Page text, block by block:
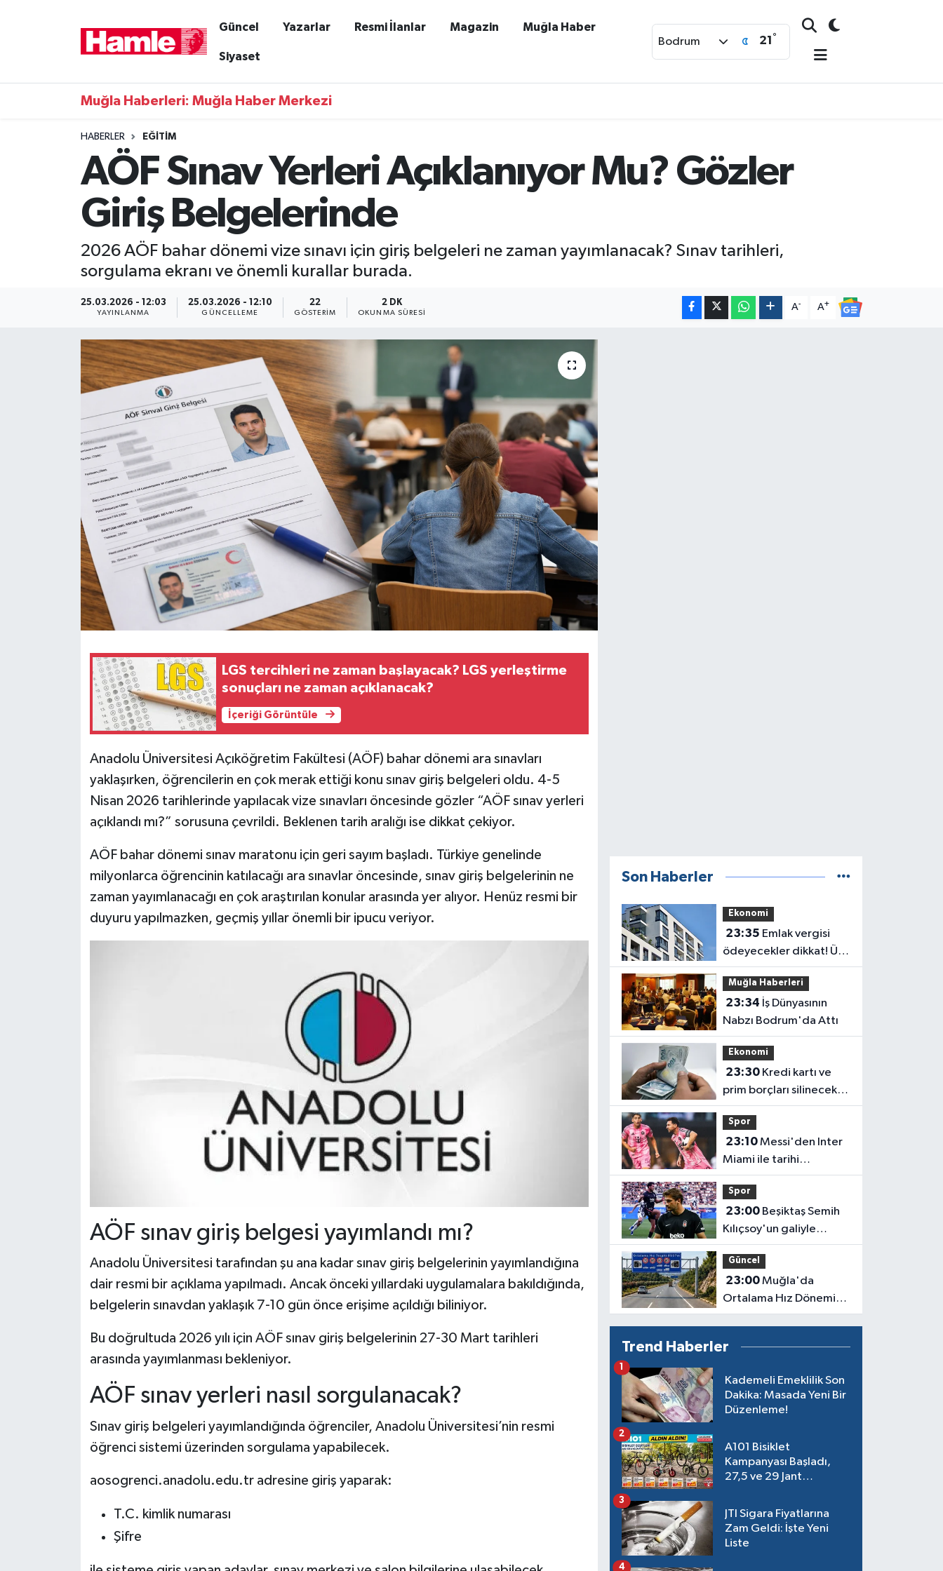
Güncel Yazarlar Resmi İlanlar Magazin Muğla Haber
Siyaset
Bodrum 21 °
Muğla Haberleri: Muğla Haber Merkezi
HABERLER EĞITIM
AÖF Sınav Yerleri Açıklanıyor Mu? Gözler
Giriş Belgelerinde
2026 AÖF bahar dönemi vize sınavı için giriş belgeleri ne zaman yayımlanacak? Sınav tarihleri,
sorgulama ekranı ve önemli kurallar burada.
25.03.2026 - 12:03
YAYINLANMA
25.03.2026 - 12:10
GÜNCELLEME
22
GÖSTERIM
2 DK
OKUNMA SÜRESI
A- A+
LGS tercihleri ne zaman başlayacak? LGS yerleştirme
sonuçları ne zaman açıklanacak?
İçeriği Görüntüle
Anadolu Üniversitesi Açıköğretim Fakültesi (AÖF) bahar dönemi ara sınavları
yaklaşırken, öğrencilerin en çok merak ettiği konu sınav giriş belgeleri oldu. 4-5
Nisan 2026 tarihlerinde yapılacak vize sınavları öncesinde gözler “AÖF sınav yerleri
açıklandı mı?” sorusuna çevrildi. Beklenen tarih aralığı ise dikkat çekiyor.
AÖF bahar dönemi sınav maratonu için geri sayım başladı. Türkiye genelinde
milyonlarca öğrencinin katılacağı ara sınavlar öncesinde, sınav giriş belgelerinin ne
zaman yayımlanacağı en çok araştırılan konular arasında yer alıyor. Henüz resmi bir
duyuru yapılmazken, geçmiş yıllar önemli bir ipucu veriyor.
AÖF sınav giriş belgesi yayımlandı mı?
Anadolu Üniversitesi tarafından şu ana kadar sınav giriş belgelerinin yayımlandığına
dair resmi bir açıklama yapılmadı. Ancak önceki yıllardaki uygulamalara bakıldığında,
belgelerin sınavdan yaklaşık 7-10 gün önce erişime açıldığı biliniyor.
Bu doğrultuda 2026 yılı için AÖF sınav giriş belgelerinin 27-30 Mart tarihleri
arasında yayımlanması bekleniyor.
AÖF sınav yerleri nasıl sorgulanacak?
Sınav giriş belgeleri yayımlandığında öğrenciler, Anadolu Üniversitesi’nin resmi
öğrenci sistemi üzerinden sorgulama yapabilecek.
aosogrenci.anadolu.edu.tr adresine giriş yaparak:
T.C. kimlik numarası
Şifre
Son Haberler
Ekonomi
23:35
ödeyecekler dikkat! Üst
sınır değişti
Muğla Haberleri
23:34
Nabzı Bodrum'da Attı
Ekonomi
23:30Kredi kartı ve
prim borçları silinecek
mi? Gözler TBMM'ye
çevrildi
Spor
23:10Messi'den Inter
Miami ile tarihi
performans! Rekorlara
doymuyor
Spor
23:00Beşiktaş Semih
Kılıçsoy'un galiyle
avantajı elde etti!
Güncel
23:00Muğla'da
Ortalama Hız Dönemi
Başlıyor
Trend Haberler
Kademeli Emeklilik Son
Dakika: Masada Yeni Bir
Düzenleme!
1
A101 Bisiklet
Kampanyası Başladı,
27,5 ve 29 Jant
2
JTI Sigara Fiyatlarına
Zam Geldi: İşte Yeni
Liste
3
4
Magazin
Muğla Haber
Muğla Nöbetçi Eczaneler
Muğla Trafik Yoğunluk Haritası
Süper Lig Puan Durumu ve Fikstür
Son Dakika Haberleri
Haber Arşivi